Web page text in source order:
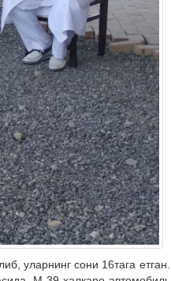
уларнинг сони 16тага етган.